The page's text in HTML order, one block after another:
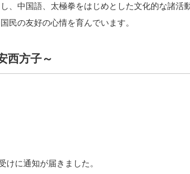
、中国語、太極拳をはじめとした文化的な諸活
民の友好の心情を育んでいます。
西方子～
に通知が届きました。